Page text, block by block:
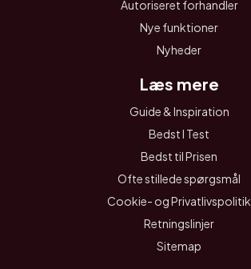
Autoriseret forhandler
Nye funktioner
Nyheder
Læs mere
Guide & Inspiration
Bedst I Test
Bedst til Prisen
Ofte stillede spørgsmål
Cookie- og Privatlivspolitik
Retningslinjer
Sitemap